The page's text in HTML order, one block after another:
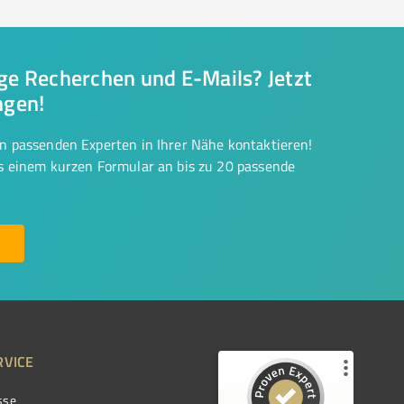
Recherchen und E-Mails? Jetzt
passenden Experten in Ihrer Nähe kontaktieren!
kurzen Formular an bis zu 20 passende